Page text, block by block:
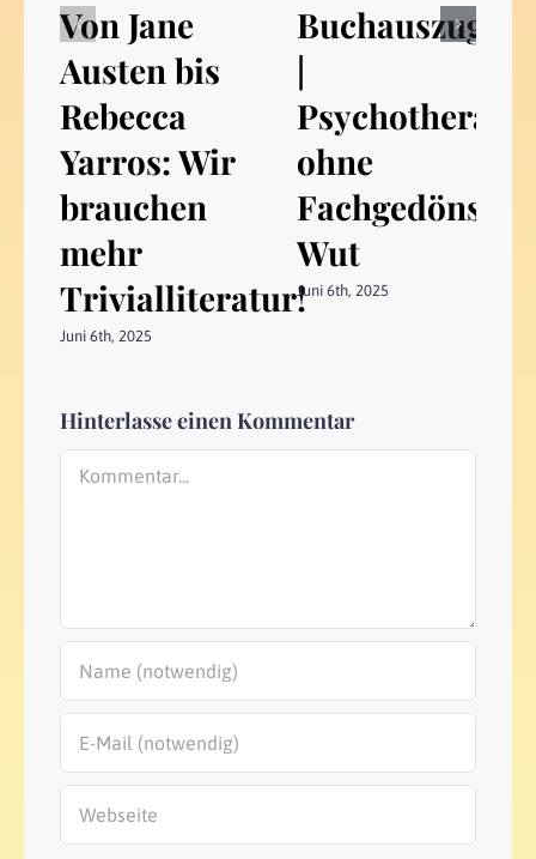
Von Jane
Austen bis
Rebecca
Yarros: Wir
brauchen
mehr
Trivialliteratur!
Juni 6th, 2025
Buchauszug
|
ohne
Fachgedöns:
Wut
Juni 6th, 2025
Hinterlasse einen Kommentar
Kommentar